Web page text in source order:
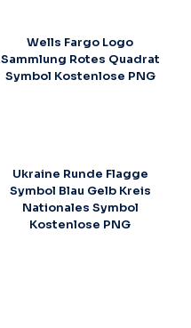
Wells Fargo Logo
Sammlung Rotes Quadrat
Symbol Kostenlose PNG
Ukraine Runde Flagge
Symbol Blau Gelb Kreis
Nationales Symbol
Kostenlose PNG